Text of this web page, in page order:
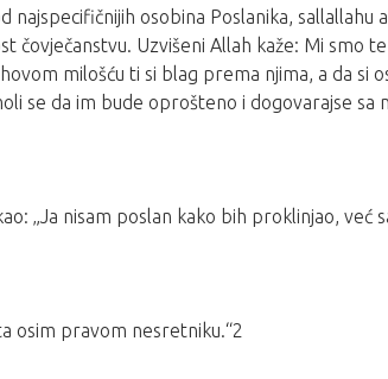
osobina Poslanika, sallallahu
čovječanstvu. Uzvišeni Allah kaže: Mi smo
milošću ti si blag prema njima, a da si
se da im bude oprošteno i dogovarajse sa
„Ja nisam poslan kako bih proklinjao, već
osim pravom nesretniku.“2